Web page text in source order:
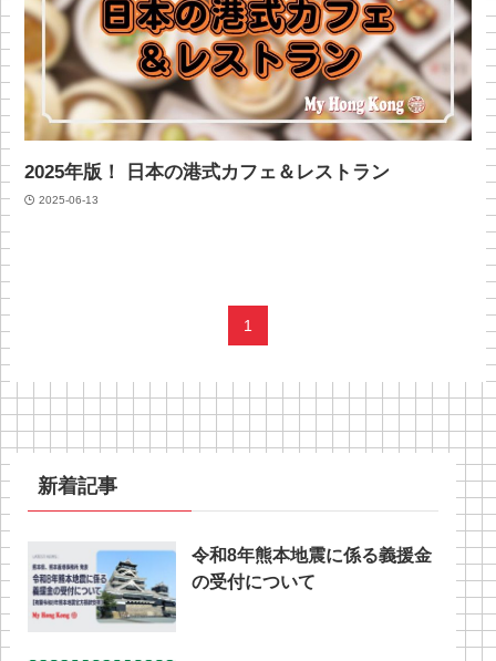
2025年版！ 日本の港式カフェ＆レストラン
2025-06-13
1
新着記事
令和8年熊本地震に係る義援金
の受付について